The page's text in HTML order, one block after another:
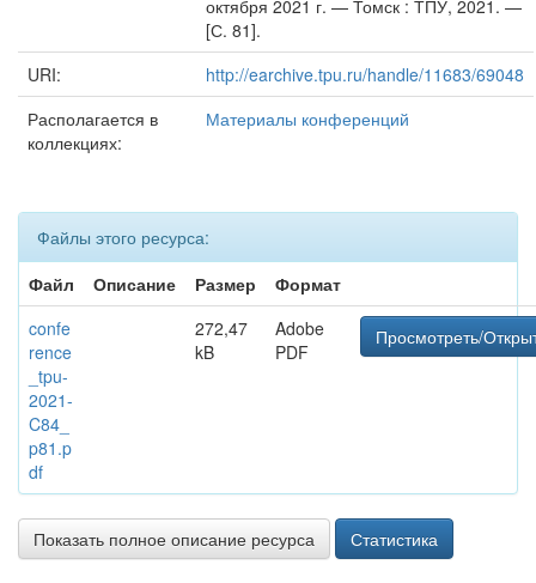
октября 2021 г. — Томск : ТПУ, 2021. —
[С. 81].
URI:
http://earchive.tpu.ru/handle/11683/69048
Располагается в
коллекциях:
Материалы конференций
Файлы этого ресурса:
Файл
Описание Размер
Формат
confe
rence
_tpu-
2021-
C84_
p81.p
df
272,47
kB
Adobe
PDF
Просмотреть/
Показать полное описание ресурса Статистика